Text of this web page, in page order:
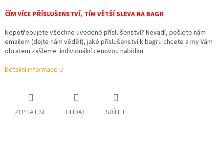
ČÍM VÍCE PŘÍSLUŠENSTVÍ, TÍM VĚTŠÍ SLEVA NA BAGR
Nepotřebujete všechno uvedené příslušenství? Nevadí, pošlete nám
emailem (dejte nám vědět), jaké příslušenství k bagru chcete a my Vám
obratem zašleme individuální cenovou nabídku.
Detailní informace
ZEPTAT SE HLÍDAT SDÍLET